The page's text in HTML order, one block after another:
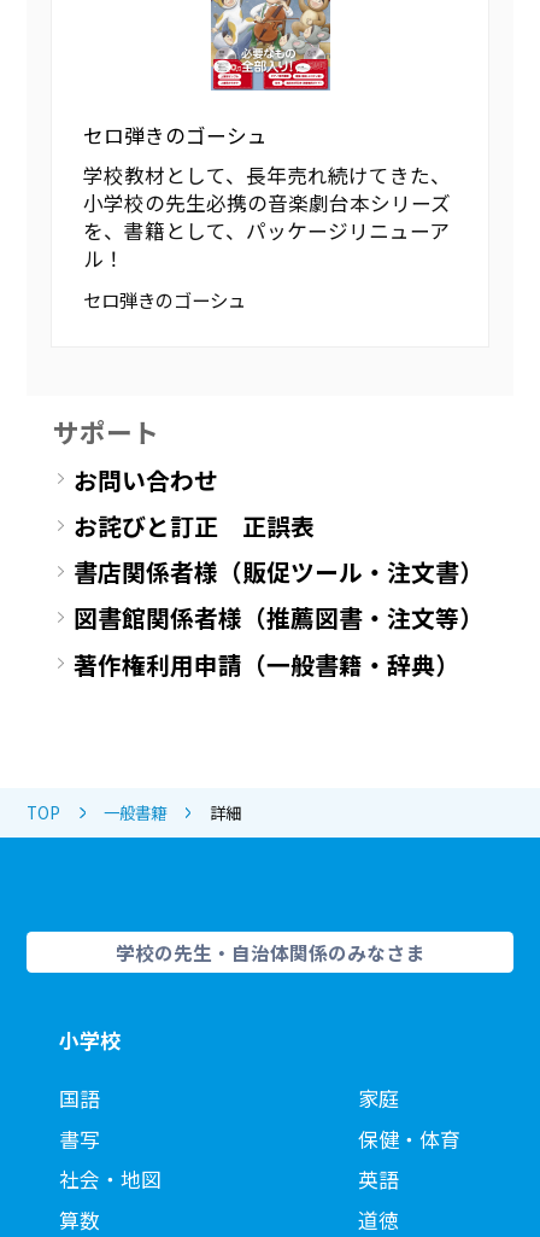
セロ弾きのゴーシュ
学校教材として、長年売れ続けてきた、
小学校の先生必携の音楽劇台本シリーズ
を、書籍として、パッケージリニューア
ル！
セロ弾きのゴーシュ
サポート
お問い合わせ
お詫びと訂正 正誤表
書店関係者様（販促ツール・注文書）
図書館関係者様（推薦図書・注文等）
著作権利用申請（一般書籍・辞典）
TOP 一般書籍 詳細
学校の先生・自治体関係のみなさま
小学校
国語
書写
社会・地図
算数
家庭
保健・体育
英語
道徳